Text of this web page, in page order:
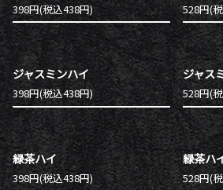
398円(税込438円) 528円(
ジャスミンハイ
398円(税込438円)
ジャス
528円(
緑茶ハイ
398円(税込438円)
緑茶ハ
528円(